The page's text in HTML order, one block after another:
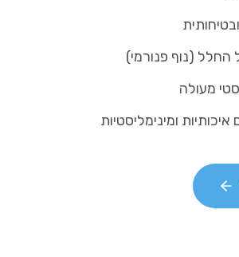
(נוף פנורמי)
מעולה
איכותיות ומינימליסטיות